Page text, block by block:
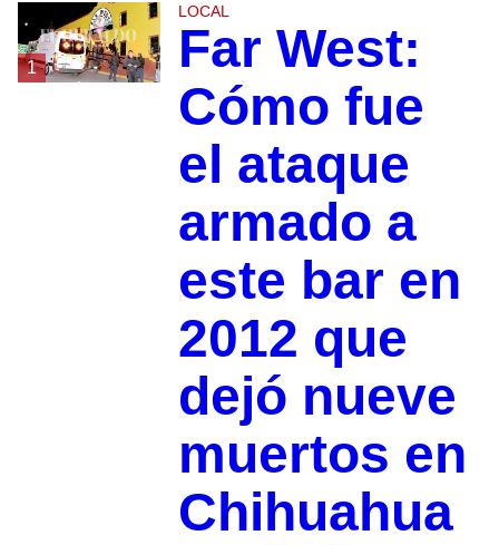
1
LOCAL
Far West:
Cómo fue
el ataque
armado a
este bar en
2012 que
dejó nueve
muertos en
Chihuahua